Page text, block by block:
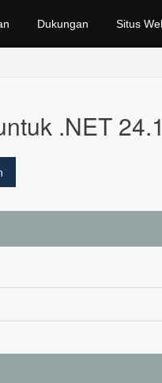
Dukungan Situs
.NET